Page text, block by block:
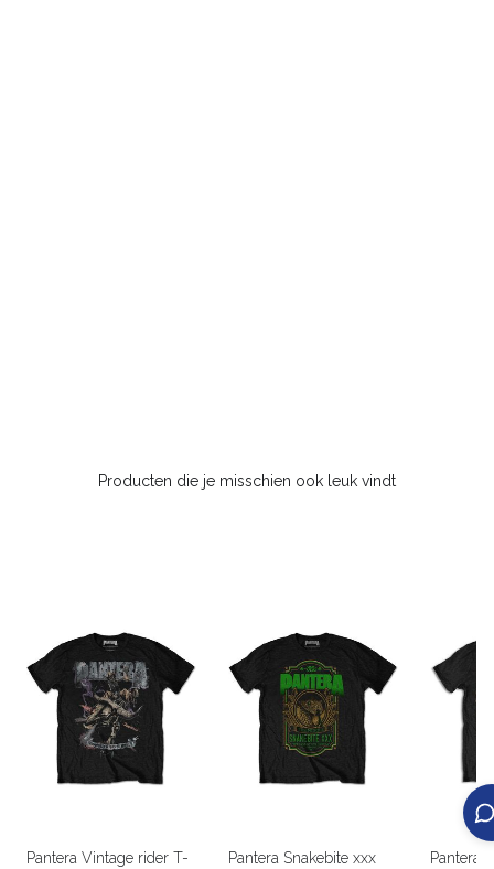
Producten die je misschien ook leuk vindt
Pantera Vintage rider T-
Pantera Snakebite xxx
Pantera